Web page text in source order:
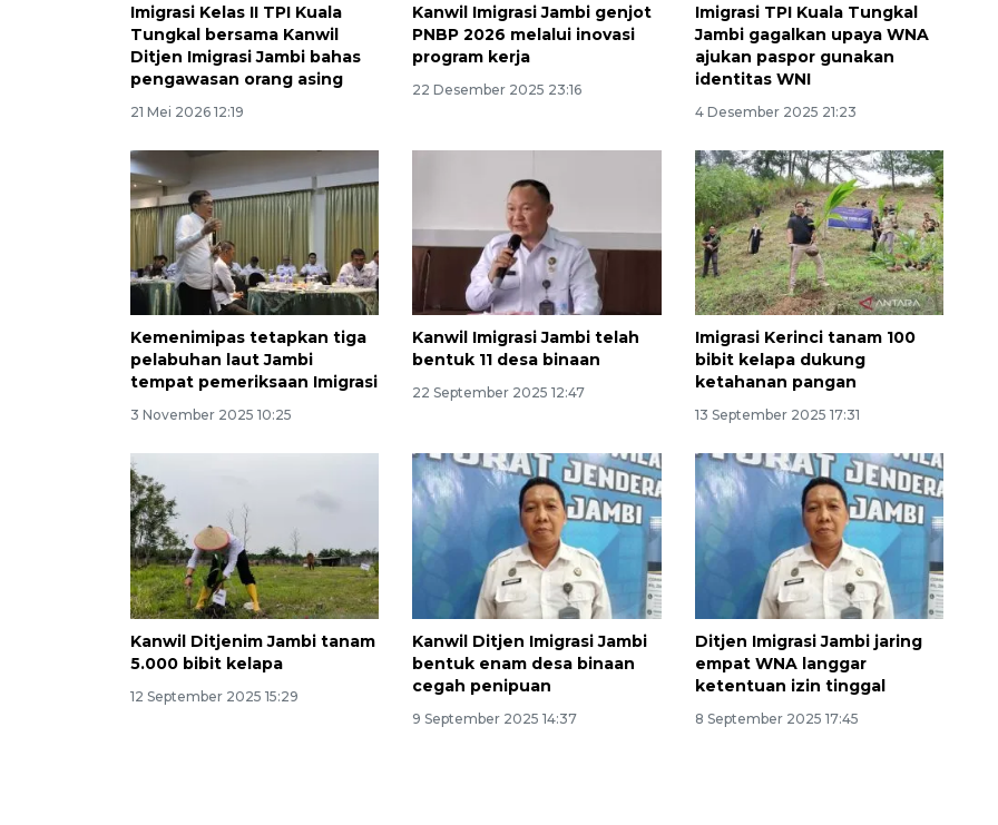
Imigrasi Kelas II TPI Kuala
Tungkal bersama Kanwil
Ditjen Imigrasi Jambi bahas
pengawasan orang asing
21 Mei 2026 12:19
Kanwil Imigrasi Jambi genjot
PNBP 2026 melalui inovasi
program kerja
22 Desember 2025 23:16
Imigrasi TPI Kuala Tungkal
Jambi gagalkan upaya WNA
ajukan paspor gunakan
identitas WNI
4 Desember 2025 21:23
Kemenimipas tetapkan tiga
pelabuhan laut Jambi
tempat pemeriksaan Imigrasi
3 November 2025 10:25
Kanwil Imigrasi Jambi telah
bentuk 11 desa binaan
22 September 2025 12:47
Imigrasi Kerinci tanam 100
bibit kelapa dukung
ketahanan pangan
13 September 2025 17:31
Kanwil Ditjenim Jambi tanam
5.000 bibit kelapa
12 September 2025 15:29
Kanwil Ditjen Imigrasi Jambi
bentuk enam desa binaan
cegah penipuan
9 September 2025 14:37
Ditjen Imigrasi Jambi jaring
empat WNA langgar
ketentuan izin tinggal
8 September 2025 17:45
Memberantas kejahatan
jalanan Jakarta